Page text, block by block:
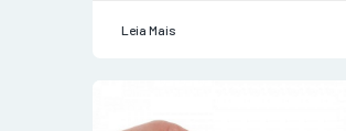
Leia Mais